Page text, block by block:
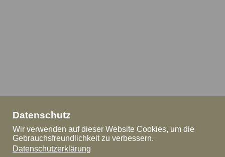
Datenschutz
Wir verwenden auf dieser Website Cookies, um die
Gebrauchsfreundlichkeit zu verbessern.
Datenschutzerklärung